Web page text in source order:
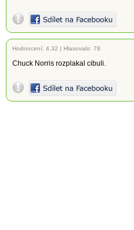
Hodnocení: 4.32 | Hlasovalo: 78
Chuck Norris rozplakal cibuli.